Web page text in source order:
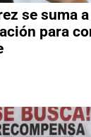
se suma
para